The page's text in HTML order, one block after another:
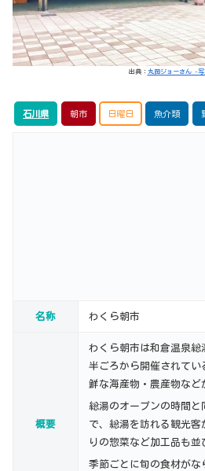
出典： 丸岡ジョーさん -写
石川県 朝市 日曜日 魚介類
名称 わくら朝市
概要
わくら朝市は和倉温泉
半ごろから開催されて
鮮な海産物・農産物など
総湯のオープンの時間と
で、総湯を訪れる観光客
りの惣菜など加工品も並
季節ごとに旬の食材がな